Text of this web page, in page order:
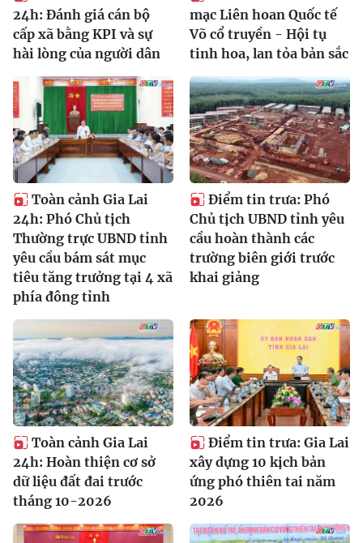
24h: Đánh giá cán bộ
cấp xã bằng KPI và sự
hài lòng của người dân
mạc Liên hoan Quốc tế
Võ cổ truyền - Hội tụ
tinh hoa, lan tỏa bản sắc
Toàn cảnh Gia Lai
24h: Phó Chủ tịch
Thường trực UBND tỉnh
yêu cầu bám sát mục
tiêu tăng trưởng tại 4 xã
phía đông tỉnh
Điểm tin trưa: Phó
Chủ tịch UBND tỉnh yêu
cầu hoàn thành các
trường biên giới trước
khai giảng
Toàn cảnh Gia Lai
24h: Hoàn thiện cơ sở
dữ liệu đất đai trước
tháng 10-2026
Điểm tin trưa: Gia Lai
xây dựng 10 kịch bản
ứng phó thiên tai năm
2026